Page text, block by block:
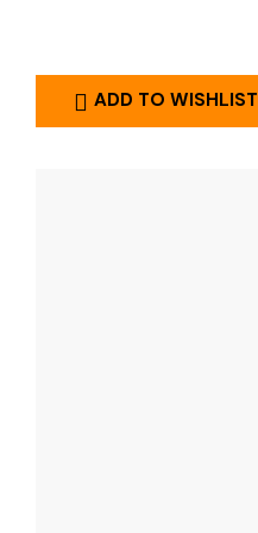
ADD TO WISHLIST